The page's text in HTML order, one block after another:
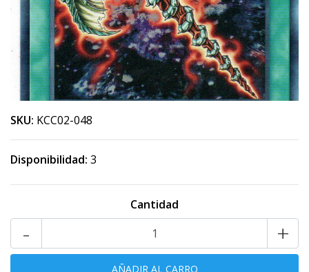
SKU: KCC02-048
Disponibilidad: 3
Cantidad
+
-